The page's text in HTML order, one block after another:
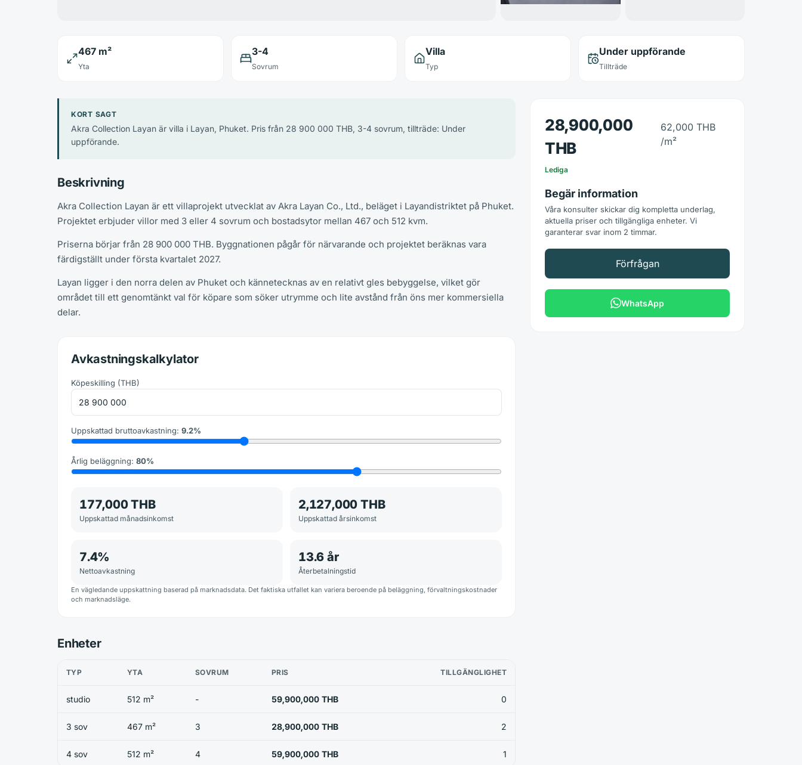
467 m²
Yta
3-4
Sovrum
Villa
Typ
Under uppförande
Tillträde
KORT SAGT
Akra Collection Layan är villa i Layan, Phuket. Pris från 28 900 000 THB, 3-4 sovrum, tillträde: Under
uppförande.
Beskrivning
Akra Collection Layan är ett villaprojekt utvecklat av Akra Layan Co., Ltd., beläget i Layandistriktet på Phuket.
Projektet erbjuder villor med 3 eller 4 sovrum och bostadsytor mellan 467 och 512 kvm.
Priserna börjar från 28 900 000 THB. Byggnationen pågår för närvarande och projektet beräknas vara
färdigställt under första kvartalet 2027.
Layan ligger i den norra delen av Phuket och kännetecknas av en relativt gles bebyggelse, vilket gör
området till ett genomtänkt val för köpare som söker utrymme och lite avstånd från öns mer kommersiella
delar.
Avkastningskalkylator
Köpeskilling (THB)
Uppskattad bruttoavkastning: 9.2%
Årlig beläggning: 80%
177,000 THB
Uppskattad månadsinkomst
2,127,000 THB
Uppskattad årsinkomst
7.4%
Nettoavkastning
13.6 år
Återbetalningstid
En vägledande uppskattning baserad på marknadsdata. Det faktiska utfallet kan variera beroende på beläggning, förvaltningskostnader
och marknadsläge.
Enheter
TYP YTA SOVRUM PRIS TILLGÄNGLIGHET
studio 512 m² - 59,900,000 THB 0
3 sov 467 m² 3 28,900,000 THB 2
4 sov 512 m² 4 59,900,000 THB 1
28,900,000
THB
62,000 THB
/m²
Lediga
Begär information
Våra konsulter skickar dig kompletta underlag,
aktuella priser och tillgängliga enheter. Vi
garanterar svar inom 2 timmar.
Förfrågan
WhatsApp